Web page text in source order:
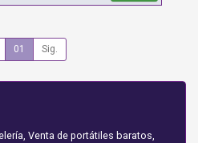
01 Sig.
Venta de portátiles baratos,